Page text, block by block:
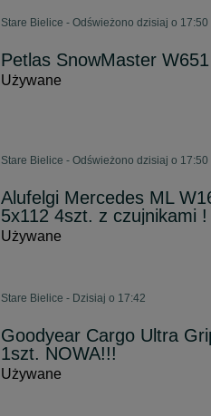
Stare Bielice - Odświeżono dzisiaj o 17:50
Petlas SnowMaster
Używane
Stare Bielice - Odświeżono dzisiaj o 17:50
Alufelgi Mercedes ML
5x112 4szt. z czujnikami !
Używane
Stare Bielice - Dzisiaj o 17:42
Goodyear Cargo Ultra
1szt. NOWA!!!
Używane